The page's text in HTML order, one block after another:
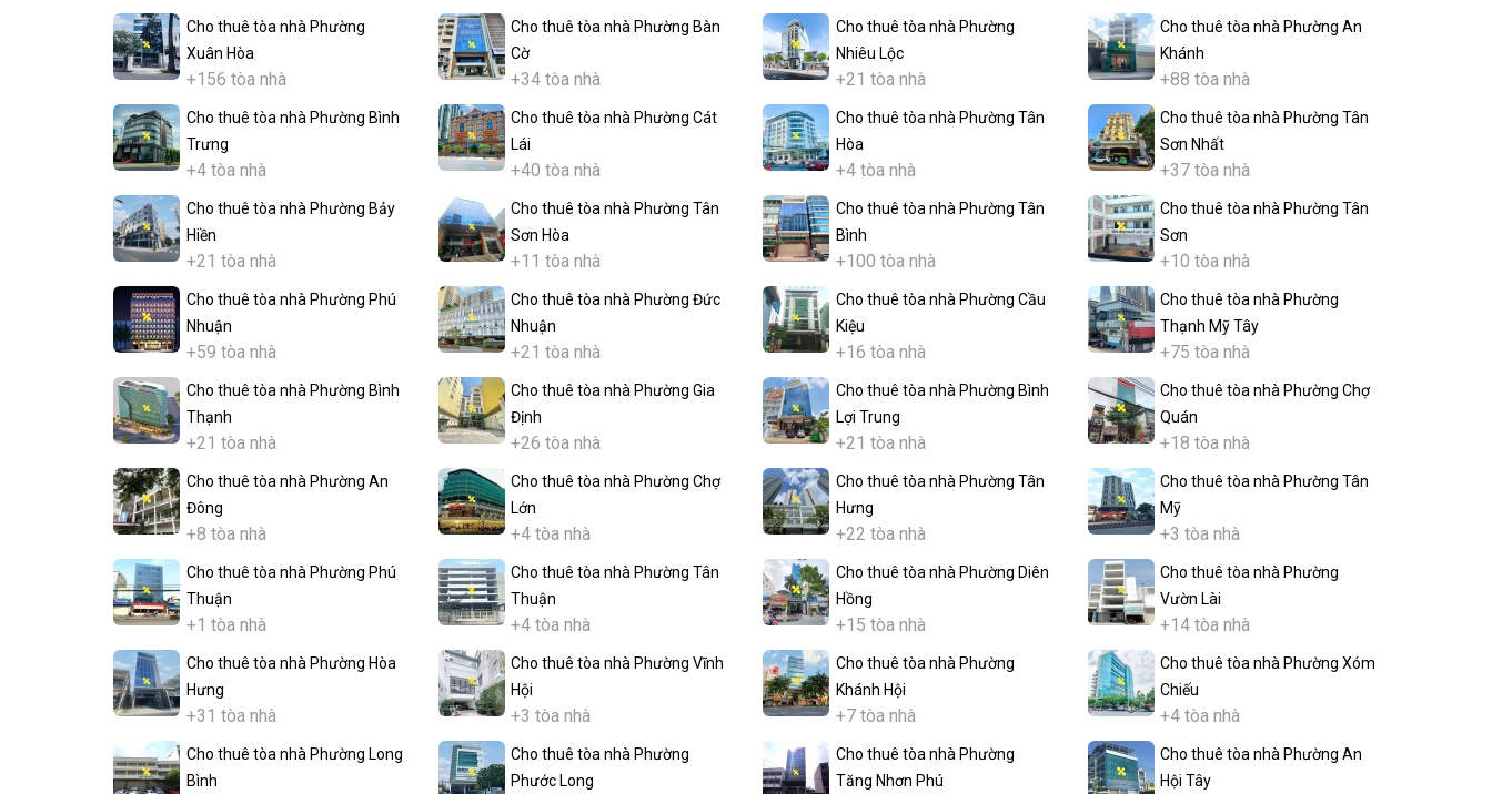
Cho thuê tòa nhà Phường
Xuân Hòa
+156 tòa nhà
Cho thuê tòa nhà Phường Bàn
Cờ
+34 tòa nhà
Cho thuê tòa nhà Phường
Nhiêu Lộc
+21 tòa nhà
Cho thuê tòa nhà Phường An
Khánh
+88 tòa nhà
Cho thuê tòa nhà Phường Bình
Trưng
+4 tòa nhà
Cho thuê tòa nhà Phường Cát
Lái
+40 tòa nhà
Cho thuê tòa nhà Phường Tân
Hòa
+4 tòa nhà
Cho thuê tòa nhà Phường Tân
Sơn Nhất
+37 tòa nhà
Cho thuê tòa nhà Phường Bảy
Hiền
+21 tòa nhà
Cho thuê tòa nhà Phường Tân
Sơn Hòa
+11 tòa nhà
Cho thuê tòa nhà Phường Tân
Bình
+100 tòa nhà
Cho thuê tòa nhà Phường Tân
Sơn
+10 tòa nhà
Cho thuê tòa nhà Phường Phú
Nhuận
+59 tòa nhà
Cho thuê tòa nhà Phường Đức
Nhuận
+21 tòa nhà
Cho thuê tòa nhà Phường Cầu
Kiệu
+16 tòa nhà
Cho thuê tòa nhà Phường
Thạnh Mỹ Tây
+75 tòa nhà
Cho thuê tòa nhà Phường Bình
Thạnh
+21 tòa nhà
Cho thuê tòa nhà Phường Gia
Định
+26 tòa nhà
Cho thuê tòa nhà Phường Bình
Lợi Trung
+21 tòa nhà
Cho thuê tòa nhà Phường Chợ
Quán
+18 tòa nhà
Cho thuê tòa nhà Phường An
Đông
+8 tòa nhà
Cho thuê tòa nhà Phường Chợ
Lớn
+4 tòa nhà
Cho thuê tòa nhà Phường Tân
Hưng
+22 tòa nhà
Cho thuê tòa nhà Phường Tân
Mỹ
+3 tòa nhà
Cho thuê tòa nhà Phường Phú
Thuận
+1 tòa nhà
Cho thuê tòa nhà Phường Tân
Thuận
+4 tòa nhà
Cho thuê tòa nhà Phường Diên
Hồng
+15 tòa nhà
Cho thuê tòa nhà Phường
Vườn Lài
+14 tòa nhà
Cho thuê tòa nhà Phường Hòa
Hưng
+31 tòa nhà
Cho thuê tòa nhà Phường Vĩnh
Hội
+3 tòa nhà
Cho thuê tòa nhà Phường
Khánh Hội
+7 tòa nhà
Cho thuê tòa nhà Phường Xóm
Chiếu
+4 tòa nhà
Cho thuê tòa nhà Phường Long
Bình
Cho thuê tòa nhà Phường
Phước Long
Cho thuê tòa nhà Phường
Tăng Nhơn Phú
Cho thuê tòa nhà Phường An
Hội Tây